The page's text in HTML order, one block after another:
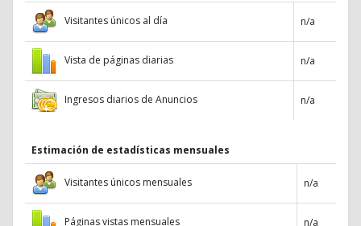
Visitantes únicos al día n/a
Vista de páginas diarias n/a
Ingresos diarios de Anuncios n/a
Estimación de estadísticas mensuales
Visitantes únicos mensuales n/a
Páginas vistas mensuales n/a